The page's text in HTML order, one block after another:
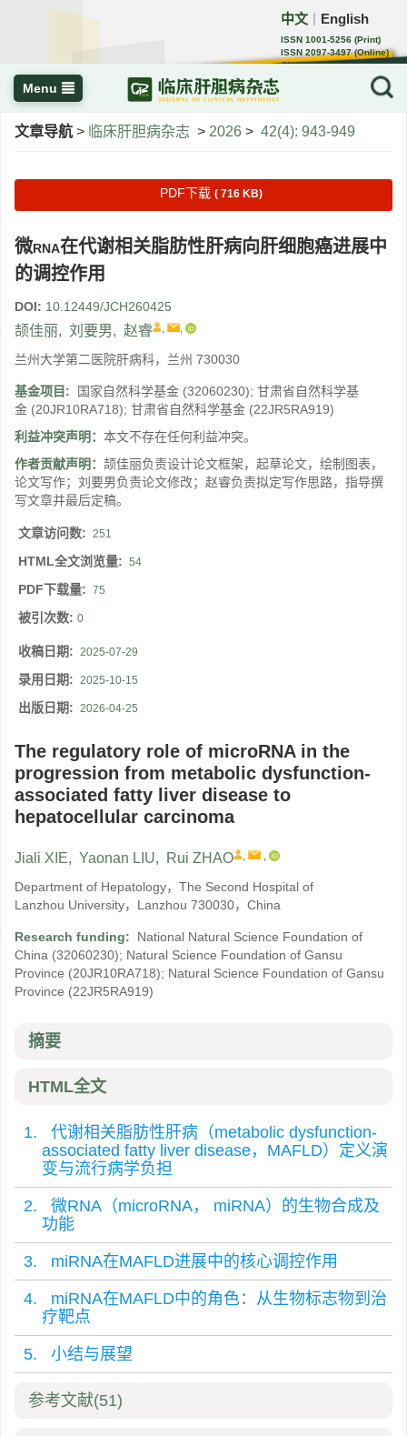
中文 English
ISSN 1001-5256 (Print)
ISSN 2097-3497 (Online)
CN 22-1108/R
Menu
文章导航 > 临床肝胆病杂志 > 2026 > 42(4): 943-949
PDF下载 ( 716 KB)
微RNA在代谢相关脂肪性肝病向肝细胞癌进展中
的调控作用
DOI: 10.12449/JCH260425
颉佳丽, 刘要男, 赵睿 , ,
兰州大学第二医院肝病科，兰州 730030
基金项目: 国家自然科学基金 (32060230); 甘肃省自然科学基
金 (20JR10RA718); 甘肃省自然科学基金 (22JR5RA919)
利益冲突声明： 本文不存在任何利益冲突。
作者贡献声明： 颉佳丽负责设计论文框架，起草论文，绘制图表，
论文写作；刘要男负责论文修改；赵睿负责拟定写作思路，指导撰
写文章并最后定稿。
文章访问数: 251
HTML全文浏览量: 54
PDF下载量: 75
被引次数: 0
收稿日期: 2025-07-29
录用日期: 2025-10-15
出版日期: 2026-04-25
The regulatory role of microRNA in the
progression from metabolic dysfunction-
associated fatty liver disease to
hepatocellular carcinoma
Jiali XIE, Yaonan LIU, Rui ZHAO , ,
Department of Hepatology，The Second Hospital of
Lanzhou University，Lanzhou 730030，China
Research funding:
National Natural Science Foundation of
China (32060230); Natural Science Foundation of Gansu
Province (20JR10RA718); Natural Science Foundation of Gansu
Province (22JR5RA919)
摘要
HTML全文
1. 代谢相关脂肪性肝病（metabolic dysfunction-
associated fatty liver disease，MAFLD）定义演
变与流行病学负担
2. 微RNA（microRNA， miRNA）的生物合成及
功能
3. miRNA在MAFLD进展中的核心调控作用
4. miRNA在MAFLD中的角色：从生物标志物到治
疗靶点
5. 小结与展望
参考文献(51)